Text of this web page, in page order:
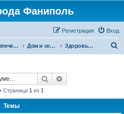
Фаниполь
Вход
Регистрация
Тематические разделы Дом и семья Здоровье и красота
Поиск
Страница 1 из 1
Темы